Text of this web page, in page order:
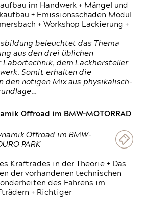
im Handwerk + Mängel und
+ Emissionsschäden Modul
+ Workshop Lackierung +
beleuchtet das Thema
aus den drei üblichen
Labortechnik, dem Lackhersteller
Somit erhalten die
den nötigen Mix aus physikalisch-
Offroad im BMW-MOTORRAD
Offroad im BMW-
PARK
Kraftrades in der Theorie + Das
der vorhandenen technischen
des Fahrens im
+ Richtiger